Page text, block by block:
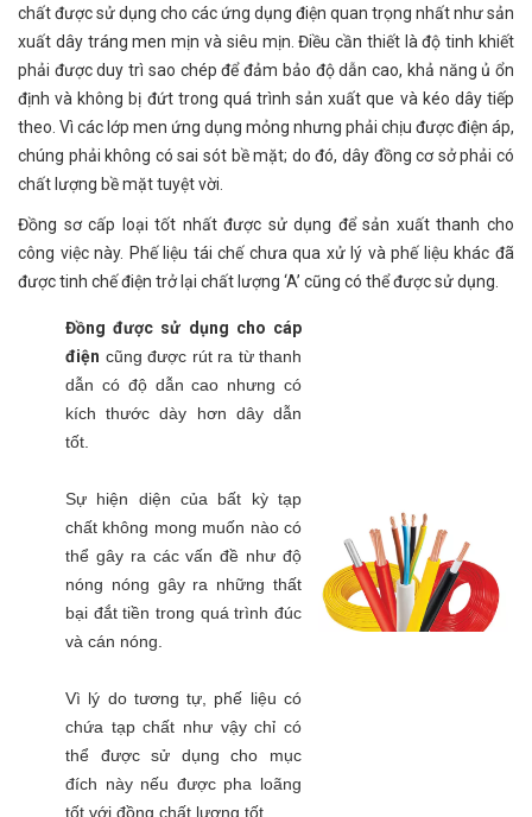
chất được sử dụng cho các ứng dụng điện quan trọng nhất như sản
xuất dây tráng men mịn và siêu mịn. Điều cần thiết là độ tinh khiết
phải được duy trì sao chép để đảm bảo độ dẫn cao, khả năng ủ ổn
định và không bị đứt trong quá trình sản xuất que và kéo dây tiếp
theo. Vì các lớp men ứng dụng mỏng nhưng phải chịu được điện áp,
chúng phải không có sai sót bề mặt; do đó, dây đồng cơ sở phải có
chất lượng bề mặt tuyệt vời.
Đồng sơ cấp loại tốt nhất được sử dụng để sản xuất thanh cho
công việc này. Phế liệu tái chế chưa qua xử lý và phế liệu khác đã
được tinh chế điện trở lại chất lượng ‘A’ cũng có thể được sử dụng.
Đồng được sử dụng cho cáp
điện cũng được rút ra từ thanh
dẫn có độ dẫn cao nhưng có
kích thước dày hơn dây dẫn
tốt.
Sự hiện diện của bất kỳ tạp
chất không mong muốn nào có
thể gây ra các vấn đề như độ
nóng nóng gây ra những thất
bại đắt tiền trong quá trình đúc
và cán nóng.
Vì lý do tương tự, phế liệu có
chứa tạp chất như vậy chỉ có
thể được sử dụng cho mục
đích này nếu được pha loãng
tốt với đồng chất lượng tốt.